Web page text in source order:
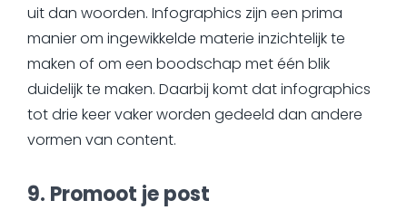
uit dan woorden. Infographics zijn een prima
manier om ingewikkelde materie inzichtelijk te
maken of om een boodschap met één blik
duidelijk te maken. Daarbij komt dat infographics
tot drie keer vaker worden gedeeld dan andere
vormen van content.
9. Promoot je post